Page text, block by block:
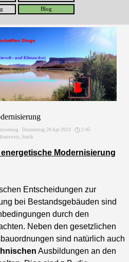
Blog
· Donnerstag 20 Apr 2023 ·
2:45
Statik
Modernisierung
Entscheidungen zur
bei Bestandsgebäuden sind
durch den
Neben den gesetzlichen
sind natürlich auch
n Ausbildungen an den